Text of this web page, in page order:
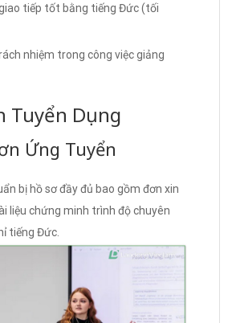
tiếp tốt bằng tiếng Đức (tối
nhiệm trong công việc giảng
Tuyển Dụng
Ứng Tuyển
bị hồ sơ đầy đủ bao gồm đơn xin
liệu chứng minh trình độ chuyên
tiếng Đức.